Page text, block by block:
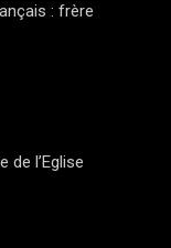
: frère
de l’Eglise